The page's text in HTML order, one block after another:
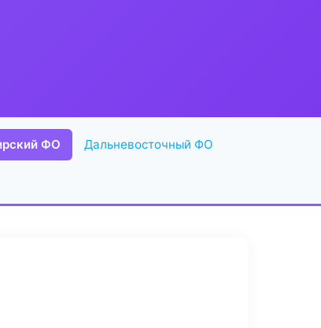
ФО Дальневосточный ФО